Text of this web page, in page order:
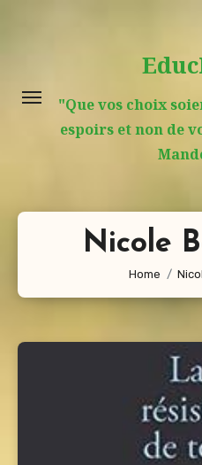
"Que vos choix
espoirs et non de
Nicole
Home